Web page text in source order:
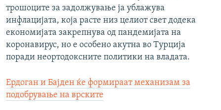
трошоците за задолжување ја ублажува
инфлацијата, која расте низ целиот свет додека
економијата закрепнува од пандемијата на
коронавирус, но е особено акутна во Турција
поради неортодоксните политики на владата.
Ердоган и Бајден ќе формираат механизам за
подобрување на врските